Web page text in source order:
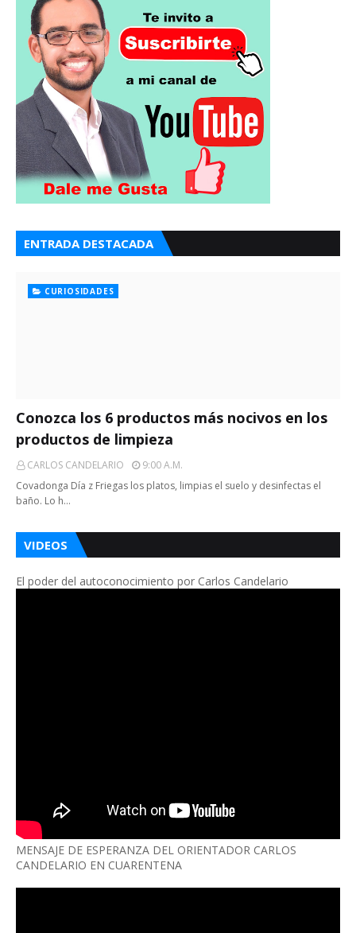
ENTRADA DESTACADA
CURIOSIDADES
Conozca los 6 productos más nocivos en los
productos de limpieza
CARLOS CANDELARIO
9:00 A.m.
Covadonga Día z Friegas los platos, limpias el suelo y desinfectas el
baño. Lo h…
VIDEOS
El poder del autoconocimiento por Carlos Candelario
MENSAJE DE ESPERANZA DEL ORIENTADOR CARLOS
CANDELARIO EN CUARENTENA